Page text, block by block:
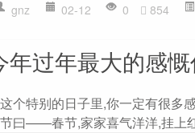
gnz 02-12 0 854
年过年最大的感
个特别的日子里,你一定有很多
曰——春节,家家喜气洋洋,挂上